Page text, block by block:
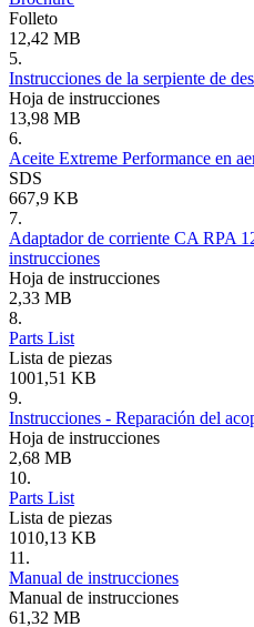
Folleto
12,42 MB
5.
Instrucciones de la serpiente de
Hoja de instrucciones
13,98 MB
6.
Aceite Extreme Performance en
SDS
667,9 KB
7.
Adaptador de corriente CA RPA
instrucciones
Hoja de instrucciones
2,33 MB
8.
Parts List
Lista de piezas
1001,51 KB
9.
Instrucciones - Reparación del
Hoja de instrucciones
2,68 MB
10.
Parts List
Lista de piezas
1010,13 KB
11.
Manual de instrucciones
Manual de instrucciones
61,32 MB